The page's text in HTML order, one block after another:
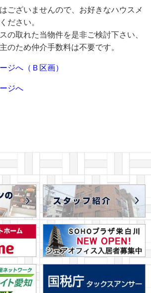
ございませんので、お好きなハウスメ
ださい。
の取れた当物件を是非ご検討下さい、
のため仲介手数料は不要です。
へ（Ｂ区画）
ジへ